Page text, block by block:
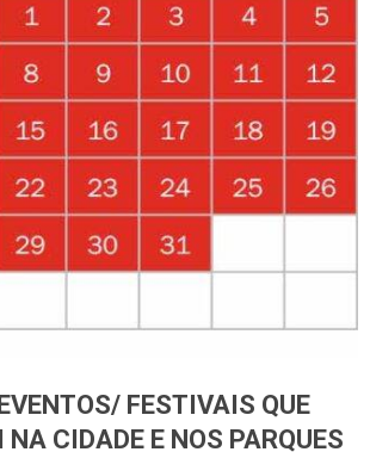
FESTIVAIS QUE
CIDADE E NOS PARQUES